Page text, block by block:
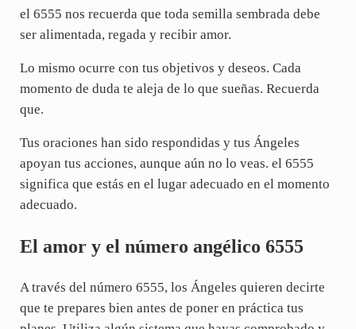
el 6555 nos recuerda que toda semilla sembrada debe
ser alimentada, regada y recibir amor.
Lo mismo ocurre con tus objetivos y deseos. Cada
momento de duda te aleja de lo que sueñas. Recuerda
que.
Tus oraciones han sido respondidas y tus Ángeles
apoyan tus acciones, aunque aún no lo veas. el 6555
significa que estás en el lugar adecuado en el momento
adecuado.
El amor y el número angélico 6555
A través del número 6555, los Ángeles quieren decirte
que te prepares bien antes de poner en práctica tus